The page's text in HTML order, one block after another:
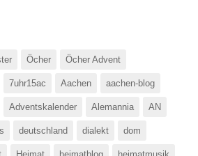
Öcher Öcher Advent
7uhr15ac Aachen aachen-blog
Adventskalender Alemannia AN
deutschland dialekt dom